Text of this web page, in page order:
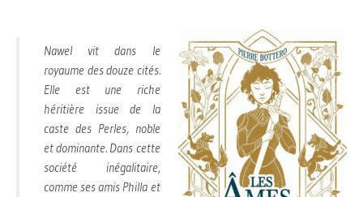
Nawel vit dans le
royaume des douze cités.
Elle est une riche
héritière issue de la
caste des Perles, noble
et dominante. Dans cette
société inégalitaire,
comme ses amis Philla et